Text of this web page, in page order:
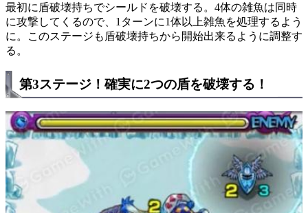
最初に盾破壊持ちでシールドを破壊する。4体の雑魚は同時
に攻撃してくるので、1ターンに1体以上雑魚を処理するよう
に。このステージも盾破壊持ちから開始出来るように調整す
る。
第3ステージ！確実に2つの盾を破壊する！